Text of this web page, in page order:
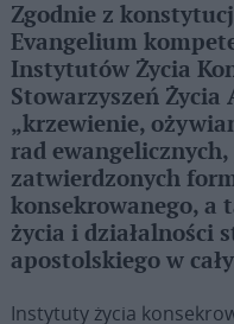
Zgodnie z
Evangelium
Instytutów Życia
Stowarzyszeń Życia
„krzewienie,
rad
zatwierdzonych
konsekrowanego, a
życia i działalności
apostolskiego w
Instytuty życia